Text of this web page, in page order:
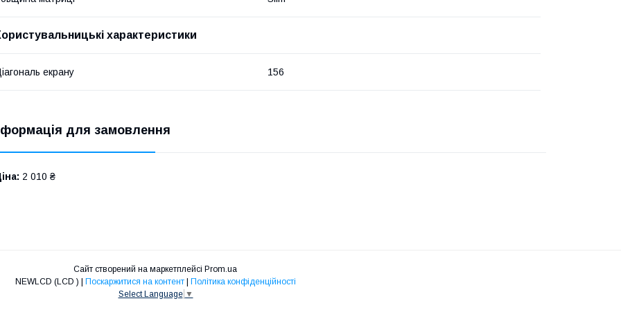
характеристики
екрану 156
для замовлення
2 010 ₴
Сайт створений на маркетплейсі Prom.ua
NEWLCD (LCD ) | Поскаржитися на контент | Політика конфіденційності
Select Language ▼